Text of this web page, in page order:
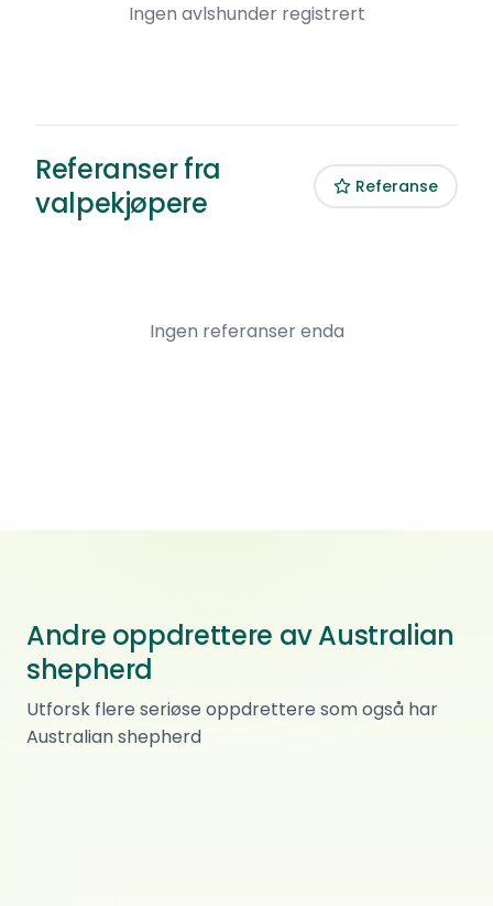
Ingen avlshunder registrert
Referanser fra
valpekjøpere
Referanse
Ingen referanser enda
Andre oppdrettere av Australian
shepherd
Utforsk flere seriøse oppdrettere som også har
Australian shepherd
Qubera Recinto Kennel